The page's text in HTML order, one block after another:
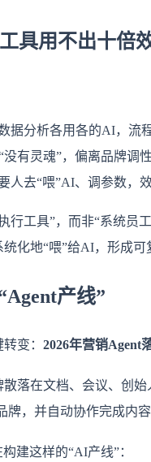
具用不出十倍
据分析各用各的AI，流
没有灵魂”，偏离品牌调
人去“喂”AI、调参数，
行工具”，而非“系统
化地“喂”给AI，形成可
产线”
变： 2026年营销Agent
落在文档、会议、创
牌，并自动协作完成内
建这样的“AI产线”：